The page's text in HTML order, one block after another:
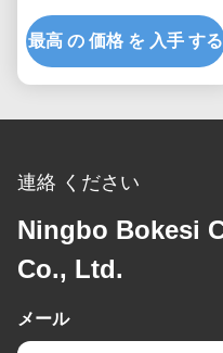
ーム
最高 の 価格 を 入手 する
連絡 ください
Ningbo Bokesi
Co., Ltd.
メール